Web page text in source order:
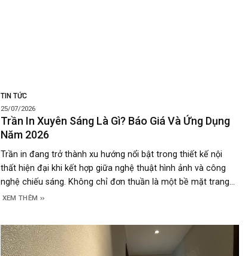
TIN TỨC
25/07/2026
Trần In Xuyên Sáng Là Gì? Báo Giá Và Ứng Dụng
Năm 2026
Trần in đang trở thành xu hướng nổi bật trong thiết kế nội
thất hiện đại khi kết hợp giữa nghệ thuật hình ảnh và công
nghệ chiếu sáng. Không chỉ đơn thuần là một bề mặt trang
trí, trần in xuyên sáng còn tạo nên những hiệu ứng thị giác
XEM THÊM